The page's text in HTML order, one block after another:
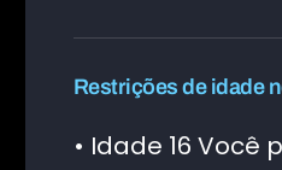
Restrições de idade
• Idade 16 Você